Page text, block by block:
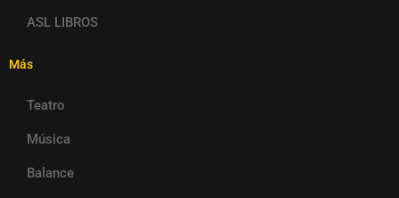
ASL LIBROS
Más
Teatro
Música
Balance